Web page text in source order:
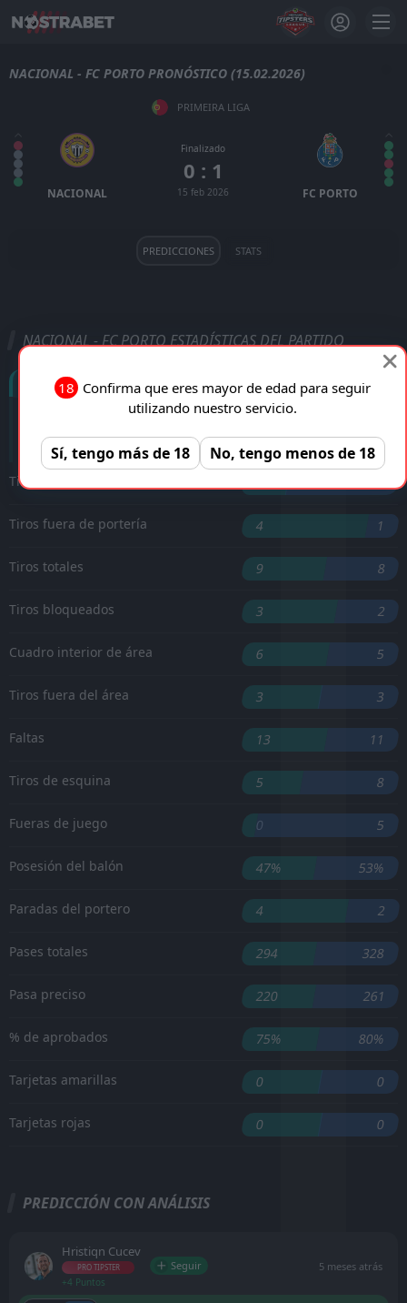
NACIONAL - FC PORTO PRONÓSTICO (15.02.2026)
PRIMEIRA LIGA
NACIONAL
Finalizado
0 : 1
15 feb 2026 FC PORTO
PREDICCIONES STATS
NACIONAL - FC PORTO ESTADÍSTICAS DEL PARTIDO
Goles
Tiros a puerta
Tiros fuera de portería 4 1
Tiros totales 9 8
Tiros bloqueados 3 2
Cuadro interior de área 6 5
Tiros fuera del área 3 3
Faltas 13 11
Tiros de esquina 5 8
Fueras de juego 0 5
Posesión del balón 47% 53%
Paradas del portero 4 2
Pases totales 294 328
Pasa preciso 220 261
% de aprobados 75% 80%
Tarjetas amarillas 0 0
Tarjetas rojas 0 0
PREDICCIÓN CON ANÁLISIS
Hristiqn Cucev
PRO TIPSTER
+4 Puntos
Seguir 5 meses atrás
18 Confirma que eres mayor de edad para seguir
utilizando nuestro servicio.
Sí, tengo más de 18 No, tengo menos de 18